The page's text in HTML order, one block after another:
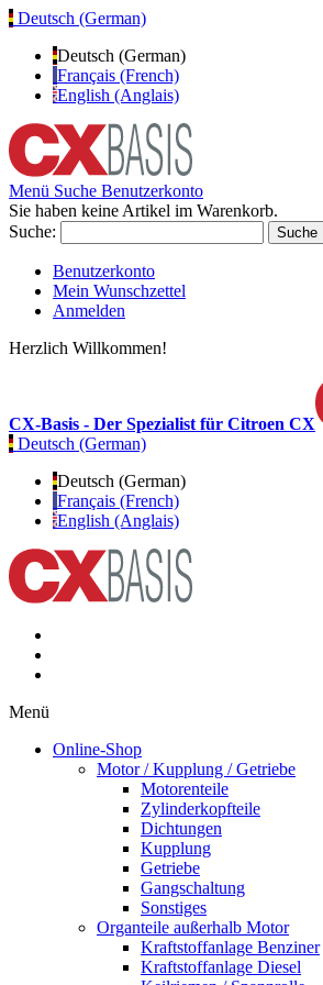
Deutsch (German)
Deutsch (German)
Français (French)
English (Anglais)
Menü Suche Benutzerkonto
Sie haben keine Artikel im Warenkorb.
Suche:
Suche
Benutzerkonto
Mein Wunschzettel
Anmelden
Herzlich Willkommen!
CX-Basis - Der Spezialist für Citroen CX
Deutsch (German)
Deutsch (German)
Français (French)
English (Anglais)
Menü
Online-Shop
Motor / Kupplung / Getriebe
Motorenteile
Zylinderkopfteile
Dichtungen
Kupplung
Getriebe
Gangschaltung
Sonstiges
Organteile außerhalb Motor
Kraftstoffanlage Benziner
Kraftstoffanlage Diesel